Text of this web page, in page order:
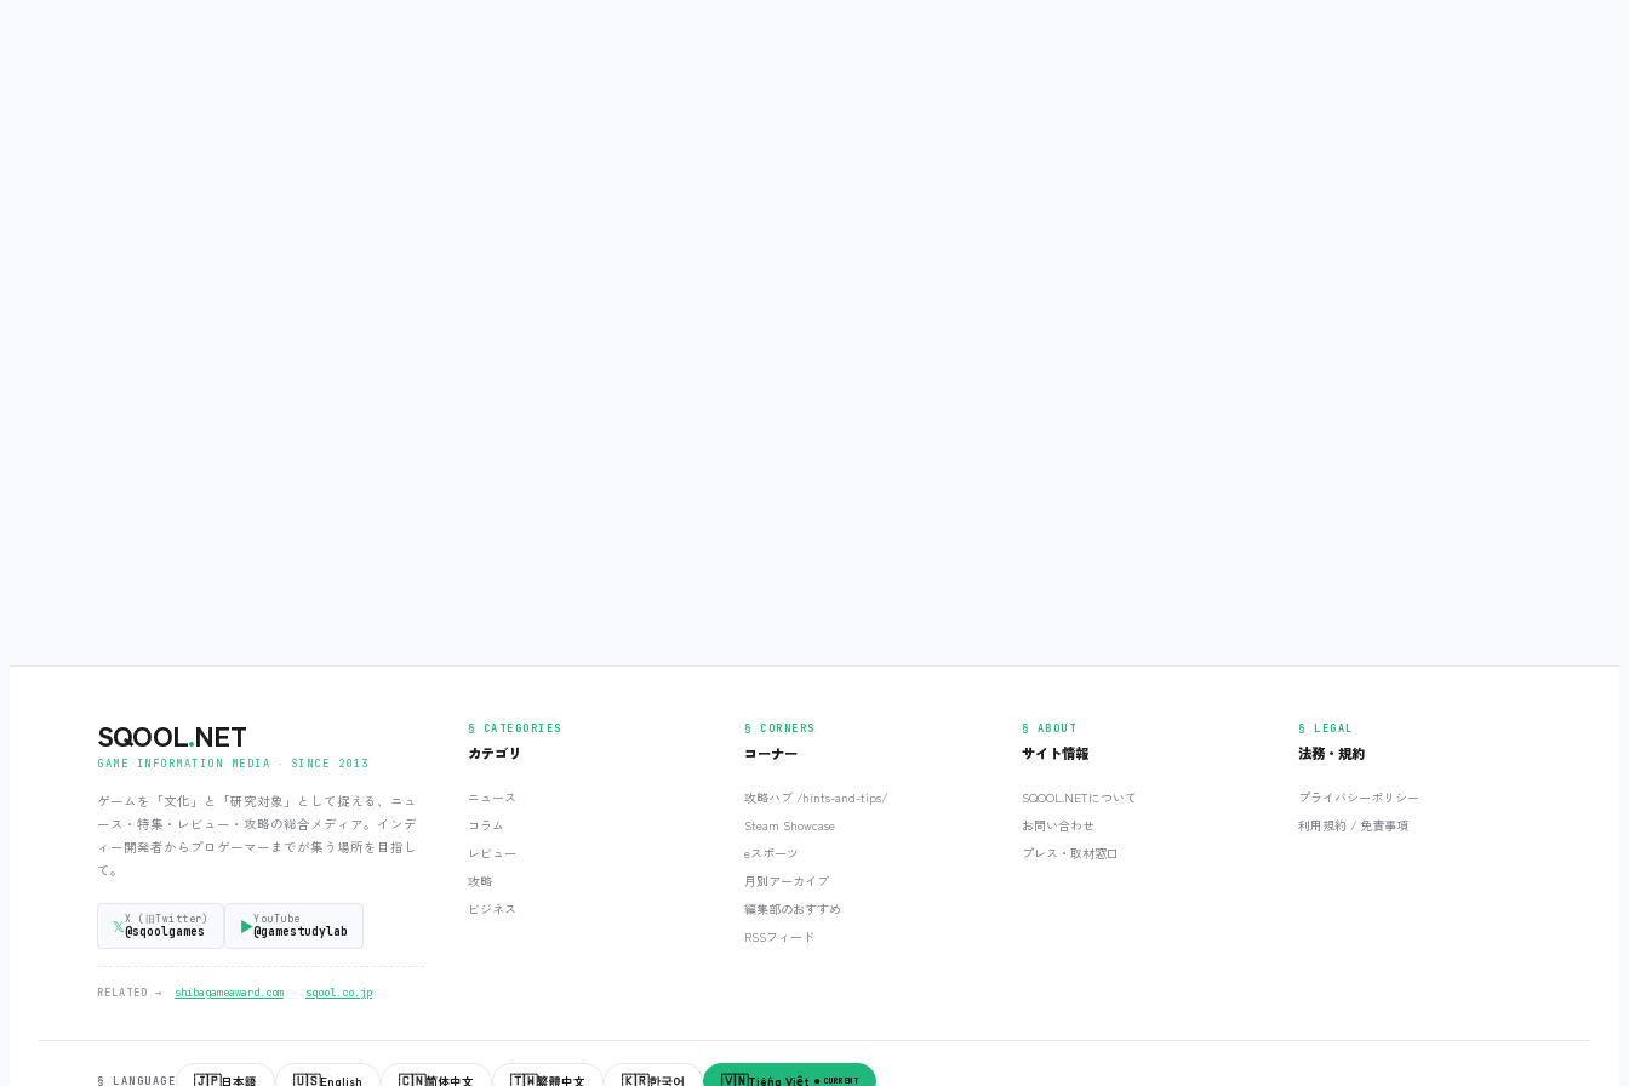
SQOOL.NET
GAME INFORMATION MEDIA ‧ SINCE 2013
ゲームを「文化」と「研究対象」として捉える、ニュ
ース・特集・レビュー・攻略の総合メディア。インデ
ィー開発者からプロゲーマーまでが集う場所を目指し
て。
𝕏 X (旧Twitter)
@sqoolgames ▶YouTube
@gamestudylab
RELATED → shibagameaward.com ‧ sqool.co.jp
§ CATEGORIES
カテゴリ
ニュース
コラム
レビュー
攻略
ビジネス
§ CORNERS
コーナー
攻略ハブ /hints-and-tips/
Steam Showcase
eスポーツ
月別アーカイブ
編集部のおすすめ
RSSフィード
§ ABOUT
サイト情報
SQOOL.NETについて
お問い合わせ
プレス・取材窓口
§ LEGAL
法務・規約
プライバシーポリシー
利用規約 / 免責事項
§ LANGUAGE 🇯🇵日本語 🇺🇸English 🇨🇳简体中文 🇹🇼繁體中文 🇰🇷한국어 🇻🇳Tiếng Việt ● CURRENT